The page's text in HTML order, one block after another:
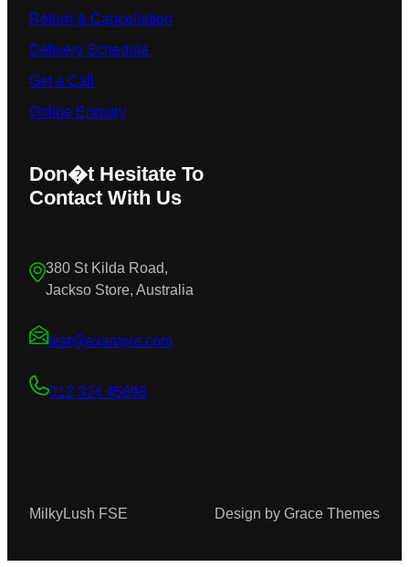
Return & Cancelletion
Delivery Schedule
Get a Call
Online Enquiry
Don�t Hesitate To
Contact With Us
380 St Kilda Road,
Jackso Store, Australia
test@example.com
012 324 45698
MilkyLush FSE Design by Grace Themes